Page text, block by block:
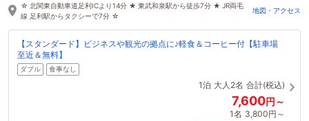
☆ 北関東自動車道足利ICより14分 ★ 東武和泉駅から徒歩7分 ★ JR両毛
線 足利駅からタクシーで7分 ☆
地図・アクセス
【スタンダード】ビジネスや観光の拠点に♪軽食＆コーヒー付【駐車場
至近＆無料】
ダブル 食事なし
1泊 大人2名 合計(税込)
7,600円～
1名 3,800円～